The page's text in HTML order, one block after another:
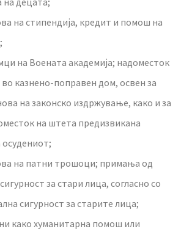
на стипендија, кредит и помош на
на Воената академија; надоместок
казнено-поправен дом, освен за
на законско издржување, како и за
на штета предизвикана
на патни трошоци; примања од
за стари лица, согласно со
сигурност за старите лица;
како хуманитарна помош или